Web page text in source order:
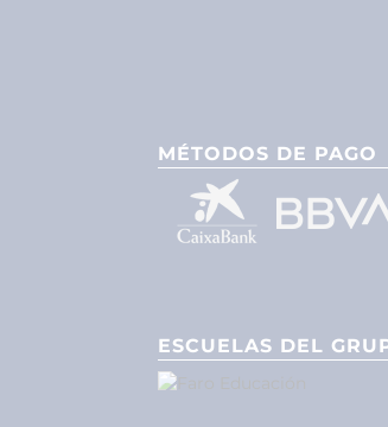
MÉTODOS DE PAGO
ESCUELAS DEL